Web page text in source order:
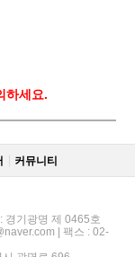
하세요.
커뮤니티
경기광명 제 0465호
| 팩스 : 02-